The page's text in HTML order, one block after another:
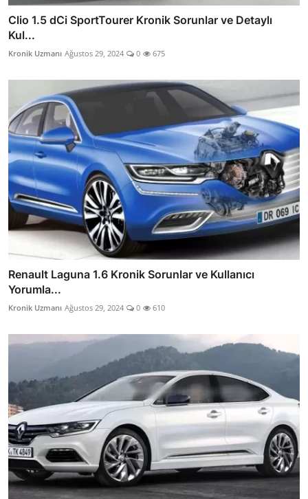
Clio 1.5 dCi SportTourer Kronik Sorunlar ve Detaylı
Kul...
Kronik Uzmanı Ağustos 29, 2024 0 675
Renault Laguna 1.6 Kronik Sorunlar ve Kullanıcı
Yorumla...
Kronik Uzmanı Ağustos 29, 2024 0 610